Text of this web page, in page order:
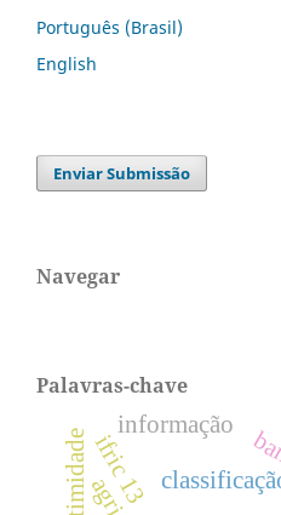
Português (Brasil)
English
Enviar Submissão
Navegar
Palavras-chave
ifric 13
informação